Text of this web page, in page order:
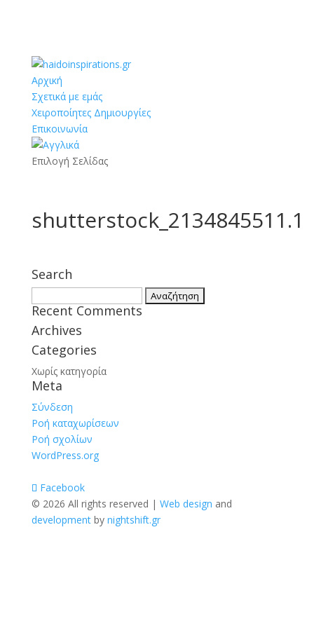
Αρχική
Σχετικά με εμάς
Χειροποίητες Δημιουργίες
Επικοινωνία
Επιλογή Σελίδας
shutterstock_2134845511.1
Search
για:
Recent Comments
Archives
Categories
Χωρίς κατηγορία
Meta
Σύνδεση
Ροή καταχωρίσεων
Ροή σχολίων
WordPress.org
Facebook
© 2026 All rights reserved | Web design and
developmentby nightshift.gr